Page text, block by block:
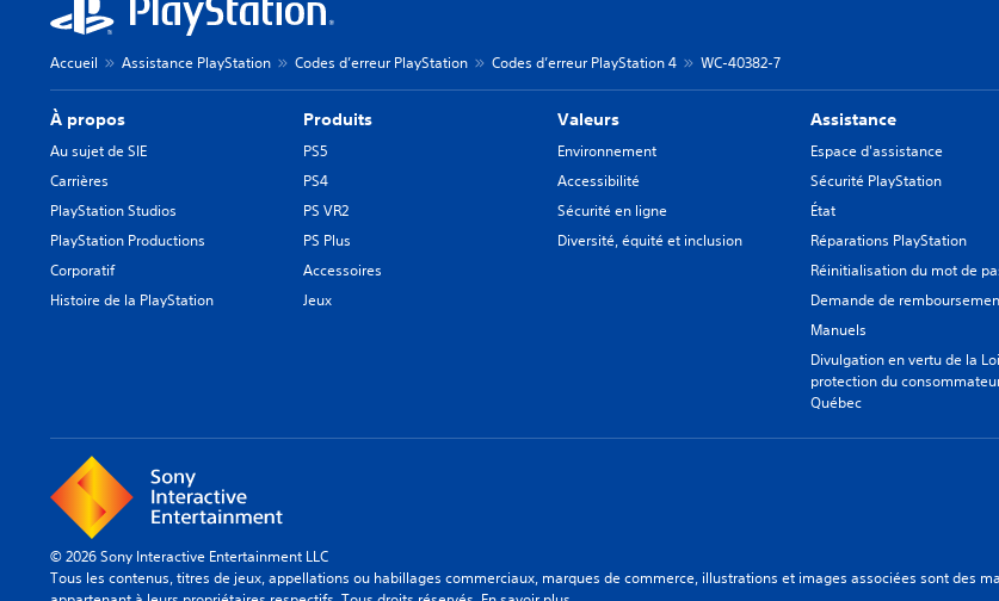
Accueil Assistance PlayStation Codes d’erreur PlayStation Codes d’erreur PlayStation 4 WC-40382-7
À propos
Au sujet de SIE
Carrières
PlayStation Studios
PlayStation Productions
Corporatif
Histoire de la PlayStation
Produits
PS5
PS4
PS VR2
PS Plus
Accessoires
Jeux
Valeurs
Environnement
Accessibilité
Sécurité en ligne
Diversité, équité et inclusion
Assistance
Espace d'assistance
Sécurité PlayStation
État
Réparations PlayStation
Réinitialisation du mot de
Demande de
Manuels
Divulgation en vertu de la
protection du
Québec
© 2026 Sony Interactive Entertainment LLC
Tous les contenus, titres de jeux, appellations ou habillages commerciaux, marques de commerce, illustrations et images associées sont des